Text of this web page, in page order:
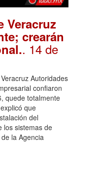
Veracruz
crearán
. 14 de
Autoridades
confiaron
quede totalmente
que
del
los sistemas de
la Agencia